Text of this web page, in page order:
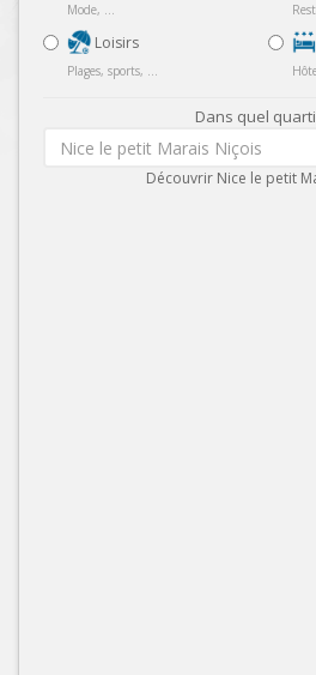
Mode, ...
Loisirs
Plages, sports, ...
Dans quel
Nice le petit Marais Niçois
Découvrir Nice le petit